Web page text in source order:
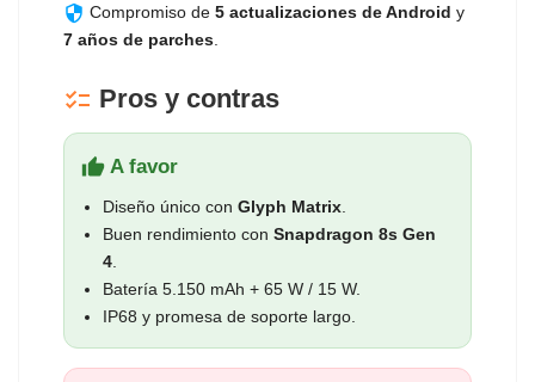
security Compromiso de 5 actualizaciones de Android y
7 años de parches
checklist Pros y contras
thumb_up A favor
Diseño único con Glyph Matrix
Buen rendimiento con Snapdragon 8s Gen
4
Batería 5.150 mAh + 65 W / 15 W.
IP68 y promesa de soporte largo.